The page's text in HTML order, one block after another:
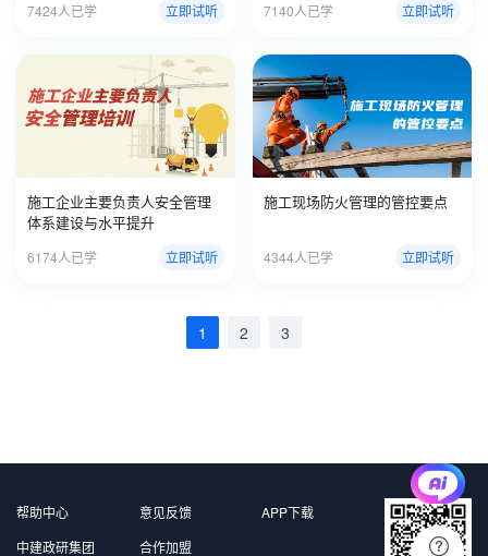
7424人已学 立即试听 7140人已学 立即试听
施工企业主要负责人安全管理
体系建设与水平提升
6174人已学 立即试听
施工现场防火管理的管控要点
4344人已学 立即试听
1 2 3
帮助中心 意见反馈
APP下载
中建政研集团
合作加盟